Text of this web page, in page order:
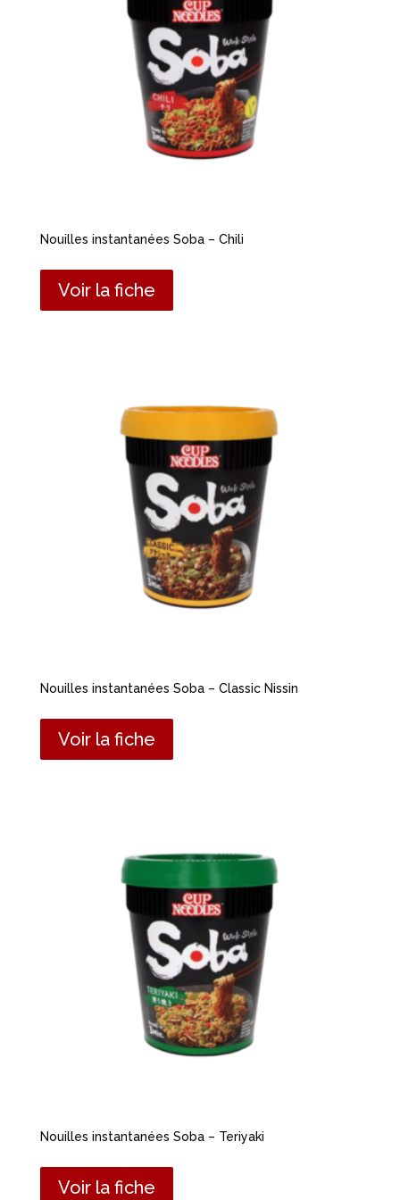
Nouilles instantanées Soba – Chili
Voir la fiche
Nouilles instantanées Soba – Classic Nissin
Voir la fiche
Nouilles instantanées Soba – Teriyaki
Voir la fiche